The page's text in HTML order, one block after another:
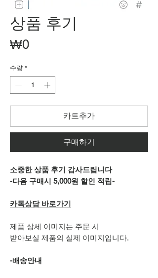
상품 후기
₩0가
수량 *
카트추가
구매하기
소중한 상품 후기 감사드립니다
-다음 구매시 5,000원 할인 적립-
카톡상담 바로가기
제품 상세 이미지는 주문 시
받아보실 제품의 실제 이미지입니다.
-배송안내